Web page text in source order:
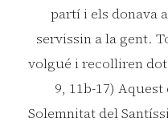
partí i els donava
servissin a la gent.
volgué i recolliren
9, 11b-17)
Solemnitat del